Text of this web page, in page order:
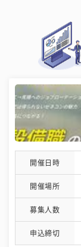
開催日時
開催場所
募集人数
申込締切